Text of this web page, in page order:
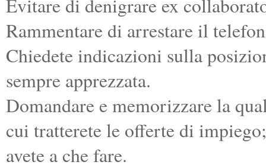
Evitare di denigrare ex
Rammentare di arrestare il
Chiedete indicazioni sulla
sempre apprezzata.
Domandare e memorizzare la
cui tratterete le offerte di
avete a che fare.